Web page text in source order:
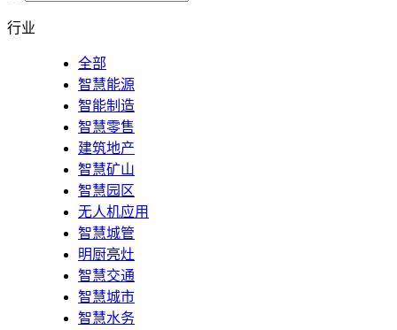
行业
全部
智慧能源
智能制造
智慧零售
建筑地产
智慧矿山
智慧园区
无人机应用
智慧城管
明厨亮灶
智慧交通
智慧城市
智慧水务